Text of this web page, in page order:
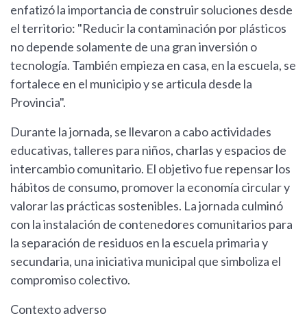
enfatizó la importancia de construir soluciones desde
el territorio: "Reducir la contaminación por plásticos
no depende solamente de una gran inversión o
tecnología. También empieza en casa, en la escuela, se
fortalece en el municipio y se articula desde la
Provincia".
Durante la jornada, se llevaron a cabo actividades
educativas, talleres para niños, charlas y espacios de
intercambio comunitario. El objetivo fue repensar los
hábitos de consumo, promover la economía circular y
valorar las prácticas sostenibles. La jornada culminó
con la instalación de contenedores comunitarios para
la separación de residuos en la escuela primaria y
secundaria, una iniciativa municipal que simboliza el
compromiso colectivo.
Contexto adverso